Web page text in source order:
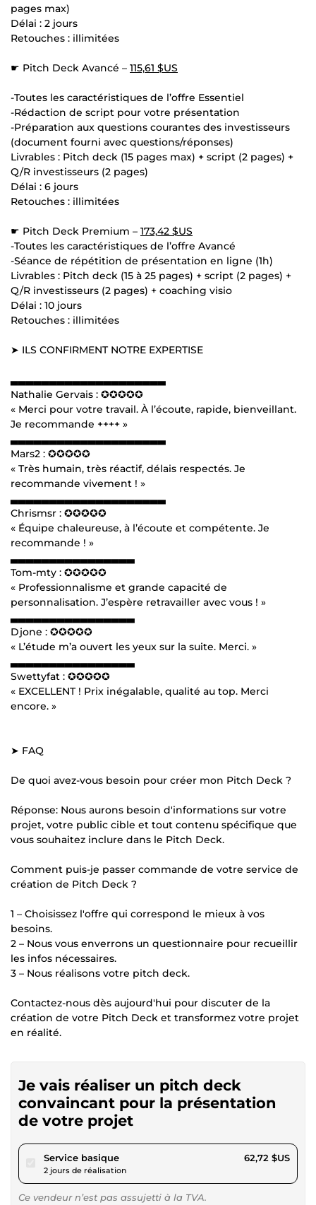
pages max)
Délai : 2 jours
Retouches : illimitées
☛ Pitch Deck Avancé – 115,61 $US
-Toutes les caractéristiques de l’offre Essentiel
-Rédaction de script pour votre présentation
-Préparation aux questions courantes des investisseurs
(document fourni avec questions/réponses)
Livrables : Pitch deck (15 pages max) + script (2 pages) +
Q/R investisseurs (2 pages)
Délai : 6 jours
Retouches : illimitées
☛ Pitch Deck Premium – 173,42 $US
-Toutes les caractéristiques de l’offre Avancé
-Séance de répétition de présentation en ligne (1h)
Livrables : Pitch deck (15 à 25 pages) + script (2 pages) +
Q/R investisseurs (2 pages) + coaching visio
Délai : 10 jours
Retouches : illimitées
➤ ILS CONFIRMENT NOTRE EXPERTISE
▃▃▃▃▃▃▃▃▃▃▃▃▃▃▃▃▃▃▃▃
Nathalie Gervais : ✪✪✪✪✪
« Merci pour votre travail. À l’écoute, rapide, bienveillant.
Je recommande ++++ »
▃▃▃▃▃▃▃▃▃▃▃▃▃▃▃▃▃▃▃▃
Mars2 : ✪✪✪✪✪
« Très humain, très réactif, délais respectés. Je
recommande vivement ! »
▃▃▃▃▃▃▃▃▃▃▃▃▃▃▃▃▃▃▃▃
Chrismsr : ✪✪✪✪✪
« Équipe chaleureuse, à l’écoute et compétente. Je
recommande ! »
▃▃▃▃▃▃▃▃▃▃▃▃▃▃▃▃
Tom-mty : ✪✪✪✪✪
« Professionnalisme et grande capacité de
personnalisation. J’espère retravailler avec vous ! »
▃▃▃▃▃▃▃▃▃▃▃▃▃▃▃▃
Djone : ✪✪✪✪✪
« L’étude m’a ouvert les yeux sur la suite. Merci. »
▃▃▃▃▃▃▃▃▃▃▃▃▃▃▃▃
Swettyfat : ✪✪✪✪✪
« EXCELLENT ! Prix inégalable, qualité au top. Merci
encore. »
➤ FAQ
De quoi avez-vous besoin pour créer mon Pitch Deck ?
Réponse: Nous aurons besoin d'informations sur votre
projet, votre public cible et tout contenu spécifique que
vous souhaitez inclure dans le Pitch Deck.
Comment puis-je passer commande de votre service de
création de Pitch Deck ?
1 – Choisissez l'offre qui correspond le mieux à vos
besoins.
2 – Nous vous enverrons un questionnaire pour recueillir
les infos nécessaires.
3 – Nous réalisons votre pitch deck.
Contactez-nous dès aujourd'hui pour discuter de la
création de votre Pitch Deck et transformez votre projet
en réalité.
Je vais réaliser un pitch deck
convaincant pour la présentation
de votre projet
Service basiquepour 57,81 $US
2 jours de réalisation
62,72 $US
Ce vendeur n’est pas assujetti à la TVA.